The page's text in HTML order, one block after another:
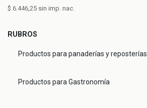
$ 6.446,25 sin imp. nac.
RUBROS
Productos para panaderías y reposterías
Productos para Gastronomía